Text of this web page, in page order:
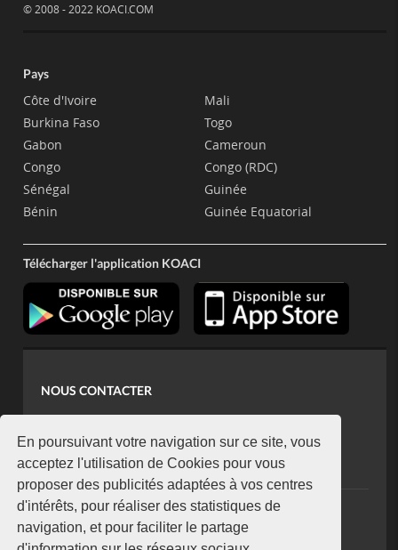
En poursuivant votre navigation sur ce site, vous
acceptez l'utilisation de Cookies pour vous
proposer des publicités adaptées à vos centres
d'intérêts, pour réaliser des statistiques de
navigation, et pour faciliter le partage
© 2008 - 2022 KOACI.COM
Pays
Côte d'Ivoire
Burkina Faso
Gabon
Congo
Sénégal
Bénin
Mali
Togo
Cameroun
Congo (RDC)
Guinée
Guinée Equatorial
Télécharger l'application KOACI
NOUS CONTACTER
koaci@yahoo.fr
+225 07 08 85 52 93
NEWSLETTER
Restez connecté via notre newsletter